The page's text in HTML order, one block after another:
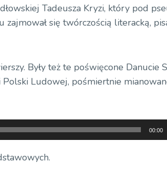
Tadeusza Kryzi, który pod
się twórczością literacką,
Były też te poświęcone Danucie
Polski Ludowej, pośmiertnie
00:00